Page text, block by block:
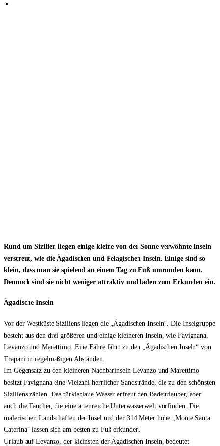
Rund um Sizilien liegen einige kleine von der Sonne verwöhnte Inseln
verstreut, wie die Ägadischen und Pelagischen Inseln. Einige sind so
klein, dass man sie spielend an einem Tag zu Fuß umrunden kann.
Dennoch sind sie nicht weniger attraktiv und laden zum Erkunden ein.
Ägadische Inseln
Vor der Westküste Siziliens liegen die „Ägadischen Inseln“. Die Inselgruppe
besteht aus den drei größeren und einige kleineren Inseln, wie Favignana,
Levanzo und Marettimo. Eine Fähre fährt zu den „Ägadischen Inseln“ von
Trapani in regelmäßigen Abständen.
Im Gegensatz zu den kleineren Nachbarinseln Levanzo und Marettimo
besitzt Favignana eine Vielzahl herrlicher Sandstrände, die zu den schönsten
Siziliens zählen. Das türkisblaue Wasser erfreut den Badeurlauber, aber
auch die Taucher, die eine artenreiche Unterwasserwelt vorfinden. Die
malerischen Landschaften der Insel und der 314 Meter hohe „Monte Santa
Caterina“ lassen sich am besten zu Fuß erkunden.
Urlaub auf Levanzo, der kleinsten der Ägadischen Inseln, bedeutet